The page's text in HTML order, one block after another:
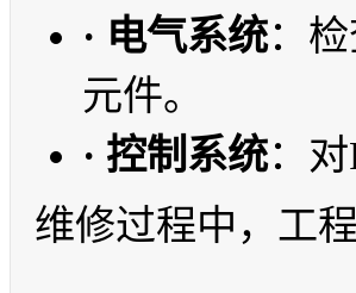
· 电气系统：
元件。
· 控制系统：
维修过程中，工